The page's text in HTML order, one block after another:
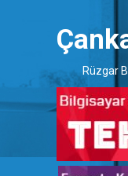
Rüzgar